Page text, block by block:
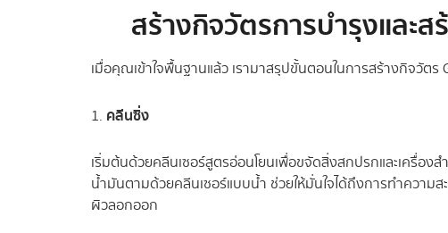
สร้างกิจวัตรการบำรุงแล
เมื่อคุณเข้าใจพื้นฐานแล้ว เรามาสรุปขั้นตอนในการสร้างกิจวัต
1. คลีนซิ่ง
เริ่มต้นด้วยคลีนเซอร์สูตรอ่อนโยนเพื่อขจัดสิ่งสกปรกและเครื่อง
น้ำมันตามด้วยคลีนเซอร์แบบน้ำ ช่วยให้มั่นใจได้ถึงการทำความ
ผิวลอกออก